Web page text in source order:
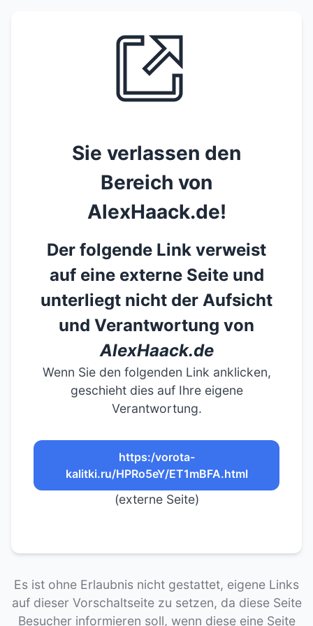
Sie verlassen den
Bereich von
AlexHaack.de!
Der folgende Link verweist
auf eine externe Seite und
unterliegt nicht der Aufsicht
und Verantwortung von
AlexHaack.de
Wenn Sie den folgenden Link anklicken,
geschieht dies auf Ihre eigene
Verantwortung.
https:/vorota-
kalitki.ru/HPRo5eY/ET1mBFA.html
(externe Seite)
Es ist ohne Erlaubnis nicht gestattet, eigene Links
auf dieser Vorschaltseite zu setzen, da diese Seite
Besucher informieren soll, wenn diese eine Seite